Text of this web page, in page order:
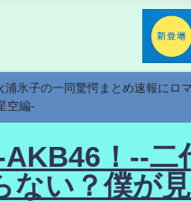
浦氷子の一同驚愕まとめ速報に
空編-
！--二
ない？僕が